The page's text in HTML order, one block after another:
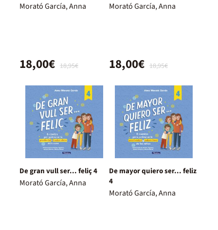
Morató García, Anna
18,95€
18,00€
Morató García, Anna
18,95€
18,00€
De gran vull ser... feliç 4
Morató García, Anna
De mayor quiero ser... feliz
4
Morató García, Anna